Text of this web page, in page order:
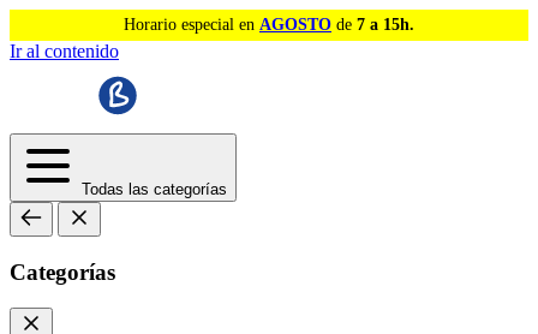
Horario especial en AGOSTO de 7 a 15h.
Ir al contenido
Todas las categorías
Categorías